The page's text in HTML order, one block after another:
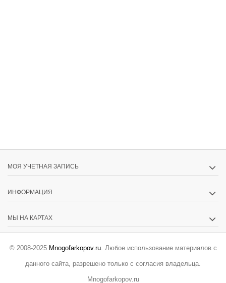
МОЯ УЧЕТНАЯ ЗАПИСЬ
ИНФОРМАЦИЯ
МЫ НА КАРТАХ
© 2008-2025 Mnogofarkopov.ru. Любое использование материалов с
данного сайта, разрешено только с согласия владельца.
Mnogofarkopov.ru